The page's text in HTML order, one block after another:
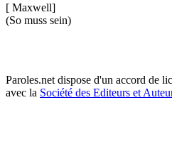
[ Maxwell]
(So muss sein)
Paroles.net dispose d'un accord de
avec la Société des Editeurs et